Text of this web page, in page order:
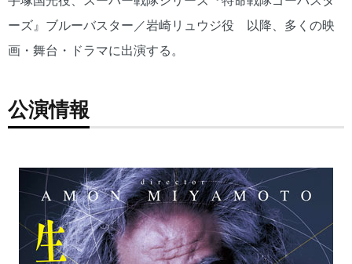
ーズ』ブルーバスター／岩崎リュウジ役 以降、多くの映
画・舞台・ドラマに出演する。
公演情報